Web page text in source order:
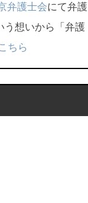
弁護士会にて弁護
う想いから「弁護
ちら